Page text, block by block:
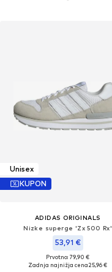
Unisex
KUPON
ADIDAS ORIGINALS
Nizke superge 'Zx 500 Rx'
53,91 €
Prvotno: 79,90 €
Zadnja najnižja cena25,96 €